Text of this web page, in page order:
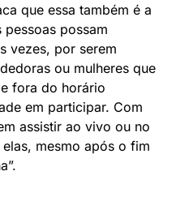
que essa também é a
possam
vezes, por serem
ou mulheres que
fora do horário
em participar. Com
assistir ao vivo ou no
mesmo após o fim